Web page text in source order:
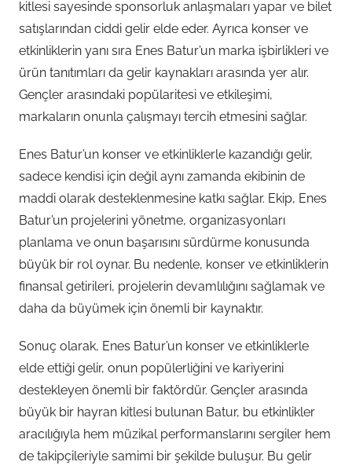
kitlesi sayesinde sponsorluk anlaşmaları yapar ve bilet
satışlarından ciddi gelir elde eder. Ayrıca konser ve
etkinliklerin yanı sıra Enes Batur’un marka işbirlikleri ve
ürün tanıtımları da gelir kaynakları arasında yer alır.
Gençler arasındaki popülaritesi ve etkileşimi,
markaların onunla çalışmayı tercih etmesini sağlar.
Enes Batur’un konser ve etkinliklerle kazandığı gelir,
sadece kendisi için değil aynı zamanda ekibinin de
maddi olarak desteklenmesine katkı sağlar. Ekip, Enes
Batur’un projelerini yönetme, organizasyonları
planlama ve onun başarısını sürdürme konusunda
büyük bir rol oynar. Bu nedenle, konser ve etkinliklerin
finansal getirileri, projelerin devamlılığını sağlamak ve
daha da büyümek için önemli bir kaynaktır.
Sonuç olarak, Enes Batur’un konser ve etkinliklerle
elde ettiği gelir, onun popülerliğini ve kariyerini
destekleyen önemli bir faktördür. Gençler arasında
büyük bir hayran kitlesi bulunan Batur, bu etkinlikler
aracılığıyla hem müzikal performanslarını sergiler hem
de takipçileriyle samimi bir şekilde buluşur. Bu gelir